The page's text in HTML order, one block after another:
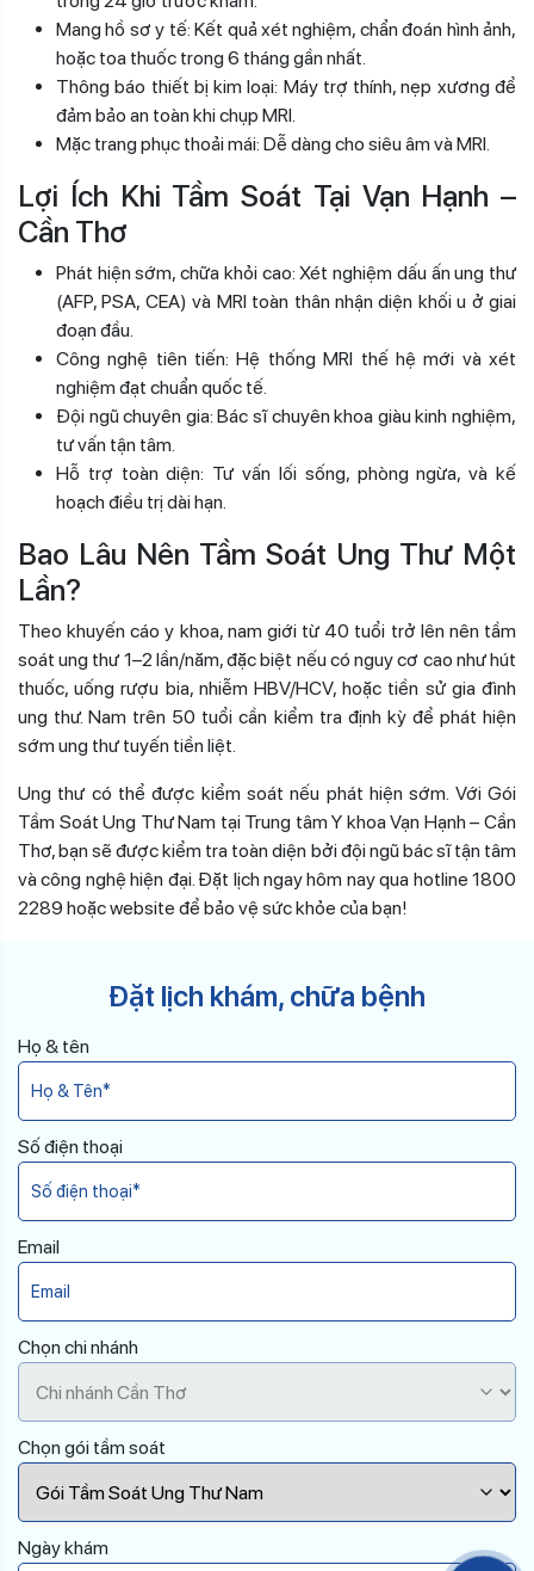
Mang hồ sơ y tế: Kết quả xét nghiệm, chẩn đoán hình ảnh,
hoặc toa thuốc trong 6 tháng gần nhất.
Thông báo thiết bị kim loại: Máy trợ thính, nẹp xương để
đảm bảo an toàn khi chụp MRI.
Mặc trang phục thoải mái: Dễ dàng cho siêu âm và MRI.
Lợi Ích Khi Tầm Soát Tại Vạn Hạnh –
Cần Thơ
Phát hiện sớm, chữa khỏi cao: Xét nghiệm dấu ấn ung thư
(AFP, PSA, CEA) và MRI toàn thân nhận diện khối u ở giai
đoạn đầu.
Công nghệ tiên tiến: Hệ thống MRI thế hệ mới và xét
nghiệm đạt chuẩn quốc tế.
Đội ngũ chuyên gia: Bác sĩ chuyên khoa giàu kinh nghiệm,
tư vấn tận tâm.
Hỗ trợ toàn diện: Tư vấn lối sống, phòng ngừa, và kế
hoạch điều trị dài hạn.
Bao Lâu Nên Tầm Soát Ung Thư Một
Lần?
Theo khuyến cáo y khoa, nam giới từ 40 tuổi trở lên nên tầm
soát ung thư 1–2 lần/năm, đặc biệt nếu có nguy cơ cao như hút
thuốc, uống rượu bia, nhiễm HBV/HCV, hoặc tiền sử gia đình
ung thư. Nam trên 50 tuổi cần kiểm tra định kỳ để phát hiện
sớm ung thư tuyến tiền liệt.
Ung thư có thể được kiểm soát nếu phát hiện sớm. Với Gói
Tầm Soát Ung Thư Nam tại Trung tâm Y khoa Vạn Hạnh – Cần
Thơ, bạn sẽ được kiểm tra toàn diện bởi đội ngũ bác sĩ tận tâm
và công nghệ hiện đại. Đặt lịch ngay hôm nay qua hotline 1800
2289 hoặc website để bảo vệ sức khỏe của bạn!
Đặt lịch khám, chữa bệnh
Họ & tên
Số điện thoại
Email
Chọn chi nhánh
Chọn gói tầm soát
Ngày khám